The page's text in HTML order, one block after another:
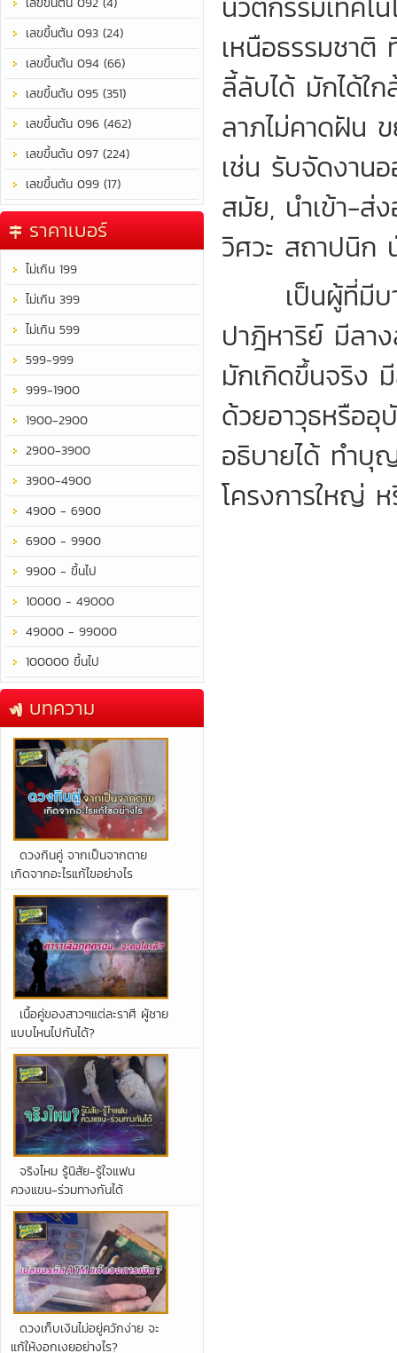
เลขขึ้นต้น 093 (24)
เลขขึ้นต้น 094 (66)
เลขขึ้นต้น 095 (351)
เลขขึ้นต้น 096 (462)
เลขขึ้นต้น 097 (224)
เลขขึ้นต้น 099 (17)
ราคาเบอร์
ไม่เกิน 199
ไม่เกิน 399
ไม่เกิน 599
599-999
999-1900
1900-2900
2900-3900
3900-4900
4900 - 6900
6900 - 9900
9900 - ขึ้นไป
10000 - 49000
49000 - 99000
100000 ขึ้นไป
บทความ
​ดวงกินคู่ จากเป็นจากตาย
เกิดจากอะไรแก้ไขอย่างไร
เนื้อคู่ของสาวๆแต่ละราศี ผู้ชาย
แบบไหนไปกันได้?
จริงไหม รู้นิสัย-รู้ใจแฟน
ควงแขน-ร่วมทางกันได้
ดวงเก็บเงินไม่อยู่ควักง่าย จะ
แก้ให้งอกเงยอย่างไร?
เหนือธรรมชาติ
ลี้ลับได้ มักได้ใ
ลาภไม่คาดฝัน
เช่น รับจัดงาน
สมัย, นำเข้า-ส่
วิศวะ สถาปนิก
เป็นผู้ที่มีบาร
ปาฎิหาริย์ มีลา
มักเกิดขึ้นจริง
ด้วยอาวุธหรืออุ
อธิบายได้ ทำบุ
โครงการใหญ่